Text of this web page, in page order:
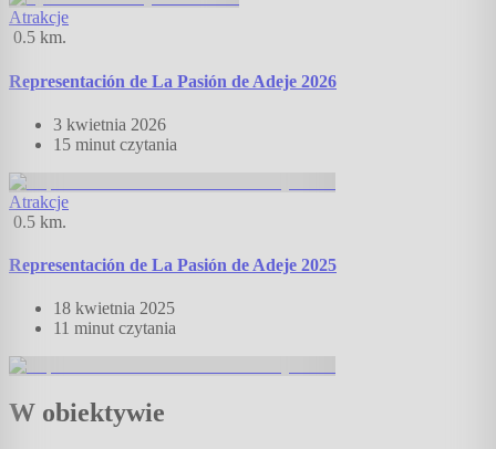
Atrakcje
0.5 km.
Representación de La Pasión de Adeje 2026
3 kwietnia 2026
15 minut czytania
Atrakcje
0.5 km.
Representación de La Pasión de Adeje 2025
18 kwietnia 2025
11 minutczytania
W obiektywie